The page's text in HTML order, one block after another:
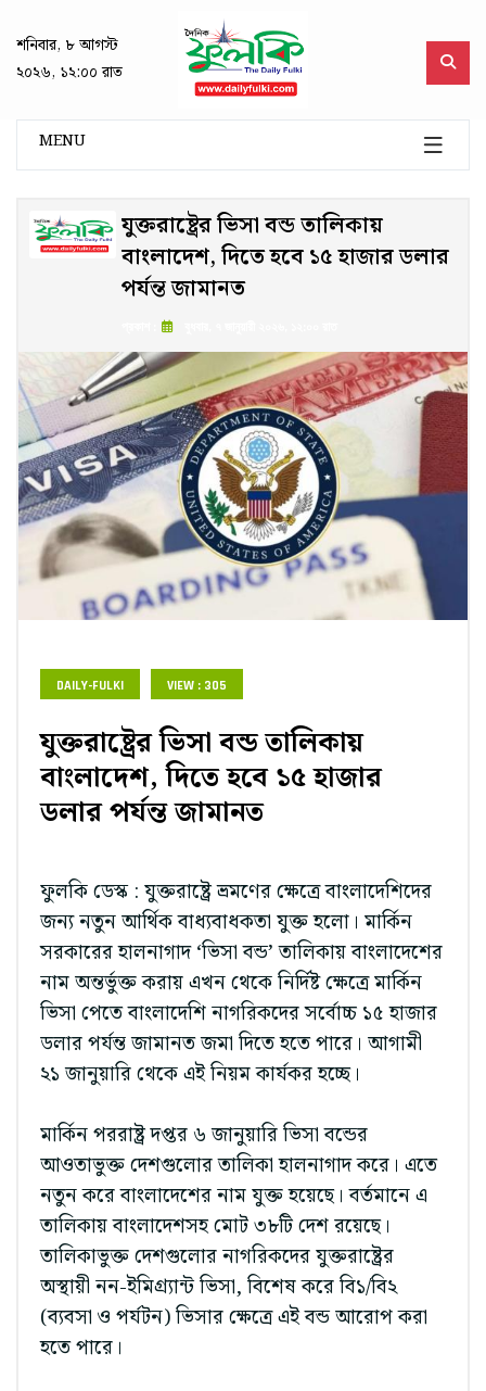
শনিবার, ৮ আগস্ট
২০২৬, ১২:০০ রাত
MENU
যুক্তরাষ্ট্রের ভিসা বন্ড তালিকায়
বাংলাদেশ, দিতে হবে ১৫ হাজার ডলার
পর্যন্ত জামানত
DAILY-FULKI VIEW : 305
যুক্তরাষ্ট্রের ভিসা বন্ড তালিকায়
বাংলাদেশ, দিতে হবে ১৫ হাজার
ডলার পর্যন্ত জামানত
ফুলকি ডেস্ক : যুক্তরাষ্ট্রে ভ্রমণের ক্ষেত্রে বাংলাদেশিদের
জন্য নতুন আর্থিক বাধ্যবাধকতা যুক্ত হলো। মার্কিন
সরকারের হালনাগাদ ‘ভিসা বন্ড’ তালিকায় বাংলাদেশের
নাম অন্তর্ভুক্ত করায় এখন থেকে নির্দিষ্ট ক্ষেত্রে মার্কিন
ভিসা পেতে বাংলাদেশি নাগরিকদের সর্বোচ্চ ১৫ হাজার
ডলার পর্যন্ত জামানত জমা দিতে হতে পারে। আগামী
২১ জানুয়ারি থেকে এই নিয়ম কার্যকর হচ্ছে।
মার্কিন পররাষ্ট্র দপ্তর ৬ জানুয়ারি ভিসা বন্ডের
আওতাভুক্ত দেশগুলোর তালিকা হালনাগাদ করে। এতে
নতুন করে বাংলাদেশের নাম যুক্ত হয়েছে। বর্তমানে এ
তালিকায় বাংলাদেশসহ মোট ৩৮টি দেশ রয়েছে।
তালিকাভুক্ত দেশগুলোর নাগরিকদের যুক্তরাষ্ট্রের
অস্থায়ী নন-ইমিগ্র্যান্ট ভিসা, বিশেষ করে বি১/বি২
(ব্যবসা ও পর্যটন) ভিসার ক্ষেত্রে এই বন্ড আরোপ করা
হতে পারে।